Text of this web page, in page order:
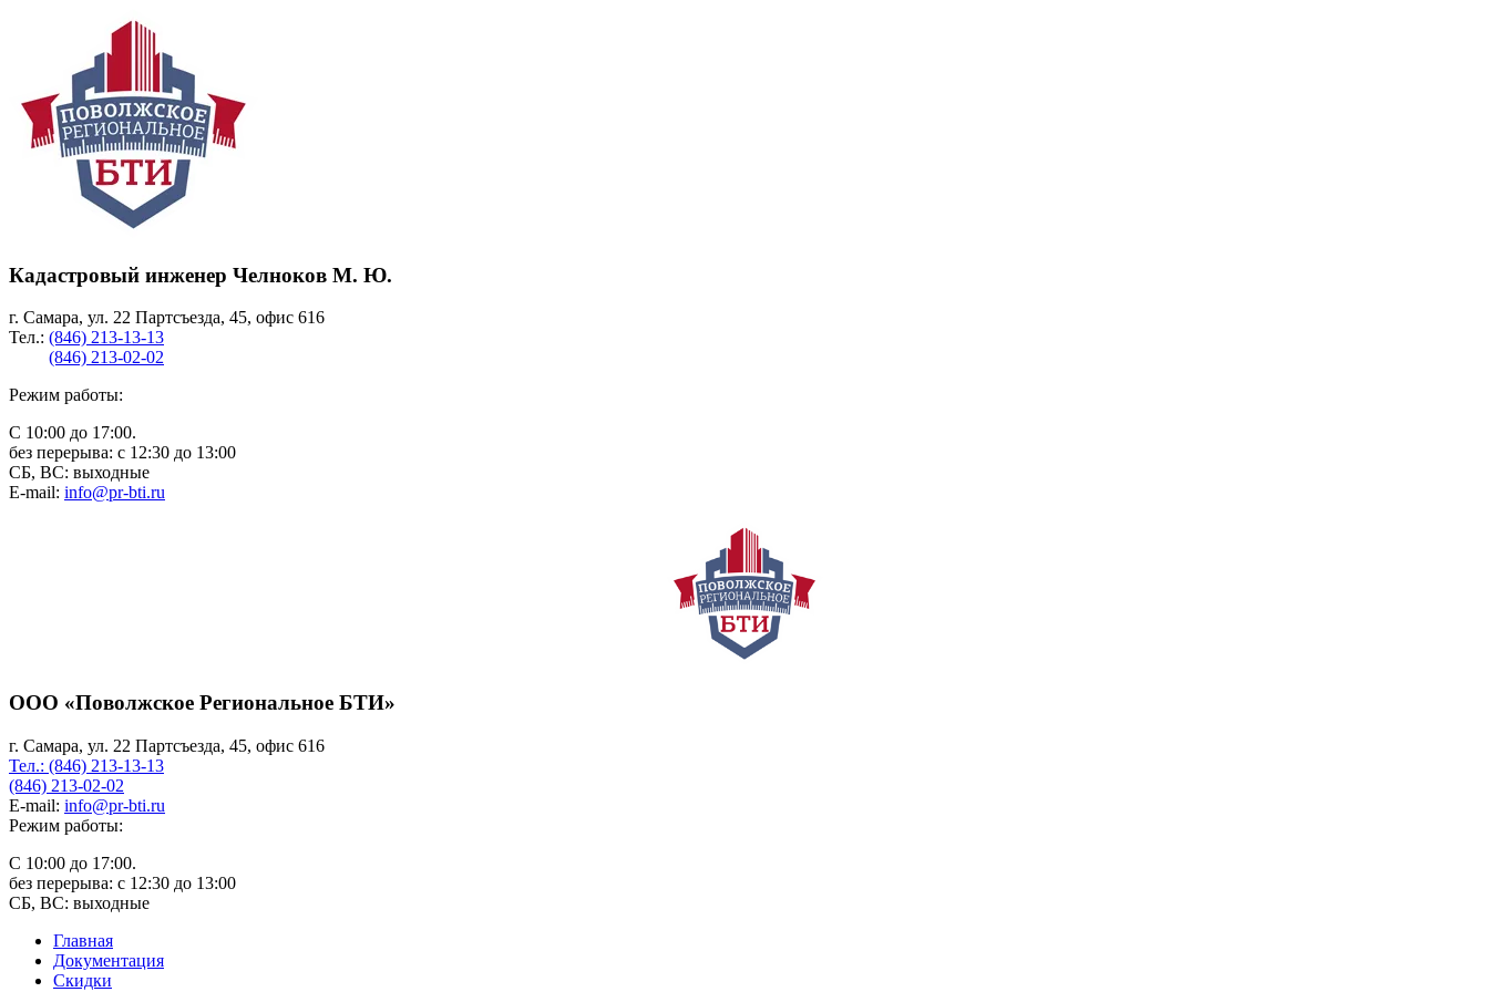
Кадастровый инженер Челноков М. Ю.
г. Самара, ул. 22 Партсъезда, 45, офис 616
Тел.: (846) 213-13-13
(846) 213-02-02
Режим работы:
С 10:00 до 17:00.
без перерыва: с 12:30 до 13:00
СБ, ВС: выходные
E-mail: info@pr-bti.ru
ООО «Поволжское Региональное БТИ»
г. Самара, ул. 22 Партсъезда, 45, офис 616
Тел.: (846) 213-13-13
(846) 213-02-02
E-mail: info@pr-bti.ru
Режим работы:
С 10:00 до 17:00.
без перерыва: с 12:30 до 13:00
СБ, ВС: выходные
Главная
Документация
Скидки